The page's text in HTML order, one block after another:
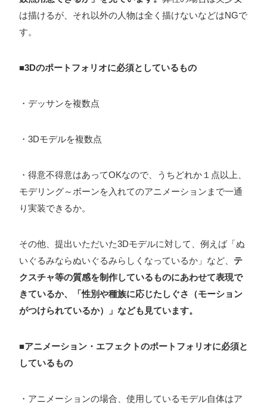
は描けるが、それ以外の人物は全く描けないなどはNGで
す。
■3Dのポートフォリオに必須としているもの
・デッサンを複数点
・3Dモデルを複数点
・得意不得意はあってOKなので、うちどれか１点以上、
モデリング～ボーンを入れてのアニメーションまで一通
り実装できるか。
その他、提出いただいた3Dモデルに対して、例えば「ぬ
いぐるみならぬいぐるみらしくなっているか」など、 テ
クスチャ等の質感を制作しているものにあわせて表現で
きているか、「性別や種族に応じたしぐさ（モーション
がつけられているか）」なども見ています。
■アニメーション・エフェクトのポートフォリオに必須と
しているもの
・アニメーションの場合、使用しているモデル自体はア